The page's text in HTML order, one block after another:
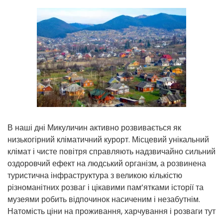
В наші дні Микуличин активно розвивається як
низькогірний кліматичний курорт. Місцевий унікальний
клімат і чисте повітря справляють надзвичайно сильний
оздоровчий ефект на людський організм, а розвинена
туристична інфраструктура з великою кількістю
різноманітних розваг і цікавими пам’ятками історії та
музеями робить відпочинок насиченим і незабутнім.
Натомість ціни на проживання, харчування і розваги тут